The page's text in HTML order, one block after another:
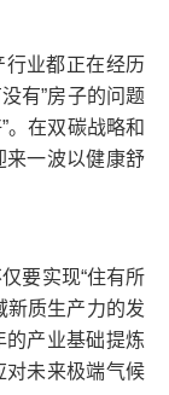
业都正在经历
有”房子的问题
。在双碳战略和
来一波以健康舒
要实现“住有所
新质生产力的发
的产业基础提炼
对未来极端气候